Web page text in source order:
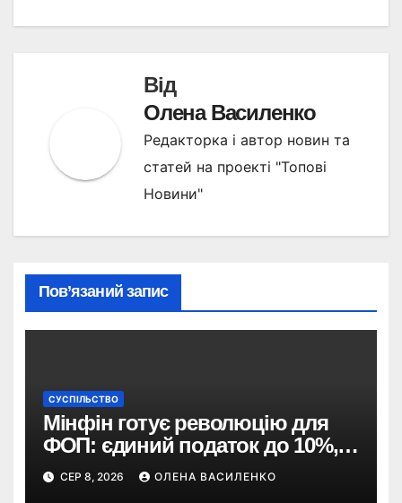
Від
Олена Василенко
Редакторка і автор новин та
статей на проекті "Топові
Новини"
Пов’язаний запис
СУСПІЛЬСТВО
Мінфін готує революцію для
ФОП: єдиний податок до 10%,
ПДВ з 2028 року та перегляд 2-ї
групи
СЕР 8, 2026 ОЛЕНА ВАСИЛЕНКО